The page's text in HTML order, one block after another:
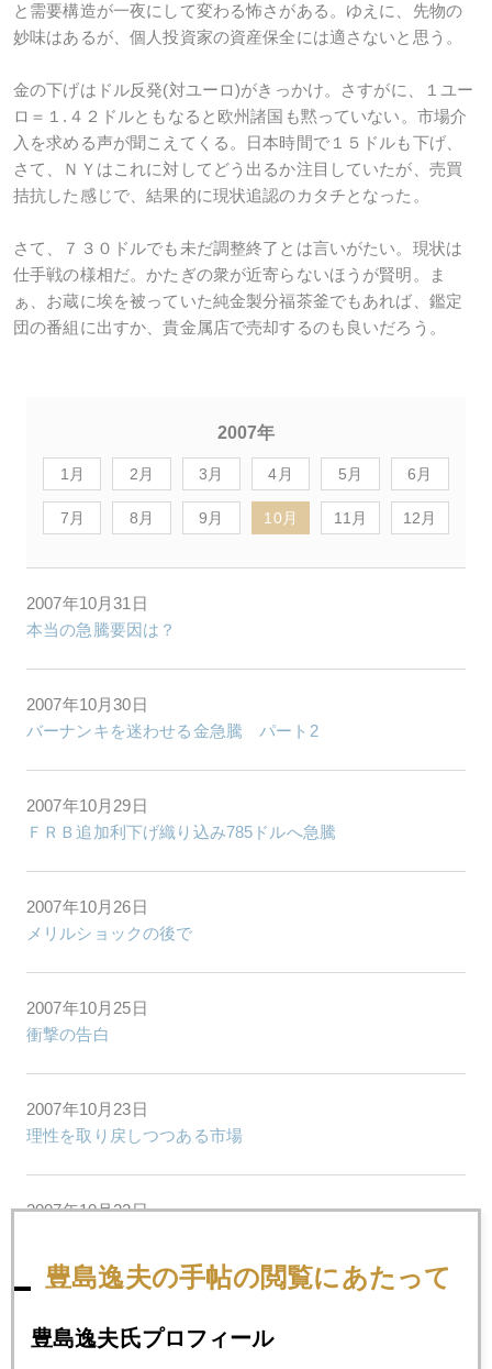
と需要構造が一夜にして変わる怖さがある。ゆえに、先物の
妙味はあるが、個人投資家の資産保全には適さないと思う。
金の下げはドル反発(対ユーロ)がきっかけ。さすがに、１ユー
ロ＝１.４２ドルともなると欧州諸国も黙っていない。市場介
入を求める声が聞こえてくる。日本時間で１５ドルも下げ、
さて、ＮＹはこれに対してどう出るか注目していたが、売買
拮抗した感じで、結果的に現状追認のカタチとなった。
さて、７３０ドルでも未だ調整終了とは言いがたい。現状は
仕手戦の様相だ。かたぎの衆が近寄らないほうが賢明。ま
ぁ、お蔵に埃を被っていた純金製分福茶釜でもあれば、鑑定
団の番組に出すか、貴金属店で売却するのも良いだろう。
2007年
1月 2月 3月 4月 5月 6月
7月 8月 9月 10月 11月 12月
2007年10月31日
本当の急騰要因は？
2007年10月30日
バーナンキを迷わせる金急騰 パート2
2007年10月29日
ＦＲＢ追加利下げ織り込み785ドルへ急騰
2007年10月26日
メリルショックの後で
2007年10月25日
衝撃の告白
2007年10月23日
理性を取り戻しつつある市場
2007年10月22日
770ドル接近
豊島逸夫の手帖の閲覧にあたって
豊島逸夫氏プロフィール